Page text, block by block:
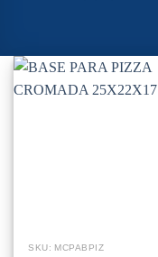
SKU: MCPABPIZ